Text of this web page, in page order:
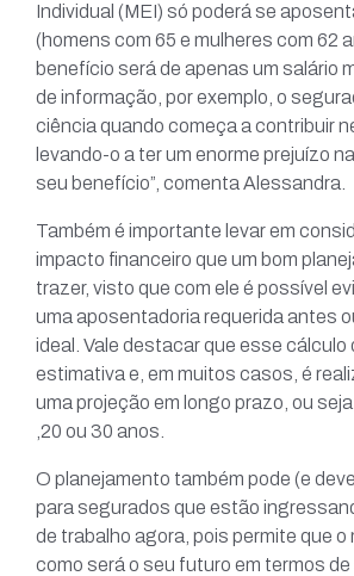
Individual (MEI) só poderá se
(homens com 65 e mulheres com 62
benefício será de apenas um salário
de informação, por exemplo, o
ciência quando começa a contribuir
levando-o a ter um enorme prejuízo
seu benefício”, comenta Alessandra.
Também é importante levar em
impacto financeiro que um bom
trazer, visto que com ele é possível
uma aposentadoria requerida antes
ideal. Vale destacar que esse cálculo
estimativa e, em muitos casos, é
uma projeção em longo prazo, ou
,20 ou 30 anos.
O planejamento também pode (e
para segurados que estão
de trabalho agora, pois permite que o
como será o seu futuro em termos